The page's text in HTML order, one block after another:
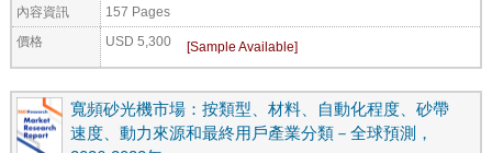
內容資訊 157 Pages
價格 USD 5,300
寬頻砂光機市場：按類型、材料、自動化程度、砂帶
速度、動力來源和最終用戶產業分類－全球預測，